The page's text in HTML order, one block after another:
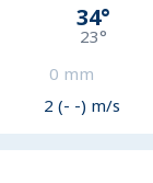
34°
23°
0 mm
2 (- -) m/s